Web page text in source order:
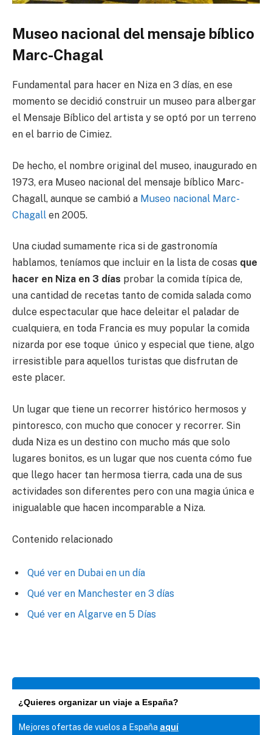
Museo nacional del mensaje bíblico
Marc-Chagal
Fundamental para hacer en Niza en 3 días, en ese
momento se decidió construir un museo para albergar
el Mensaje Bíblico del artista y se optó por un terreno
en el barrio de Cimiez.
De hecho, el nombre original del museo, inaugurado en
1973, era Museo nacional del mensaje bíblico Marc-
Chagall, aunque se cambió a Museo nacional Marc-
Chagall en 2005.
Una ciudad sumamente rica si de gastronomía
hablamos, teníamos que incluir en la lista de cosas que
hacer en Niza en 3 días probar la comida típica de,
una cantidad de recetas tanto de comida salada como
dulce espectacular que hace deleitar el paladar de
cualquiera, en toda Francia es muy popular la comida
nizarda por ese toque único y especial que tiene, algo
irresistible para aquellos turistas que disfrutan de
este placer.
Un lugar que tiene un recorrer histórico hermosos y
pintoresco, con mucho que conocer y recorrer. Sin
duda Niza es un destino con mucho más que solo
lugares bonitos, es un lugar que nos cuenta cómo fue
que llego hacer tan hermosa tierra, cada una de sus
actividades son diferentes pero con una magia única e
inigualable que hacen incomparable a Niza.
Contenido relacionado
Qué ver en Dubai en un día
Qué ver en Manchester en 3 días
Qué ver en Algarve en 5 Días
¿Quieres organizar un viaje a España?
Mejores ofertas de vuelos a España aquí